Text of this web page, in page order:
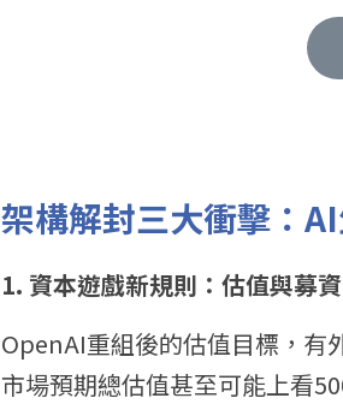
架構解封三大衝擊：
1. 資本遊戲新規則：估值與募
OpenAI重組後的估值目標，有
市場預期總估值甚至可能上看